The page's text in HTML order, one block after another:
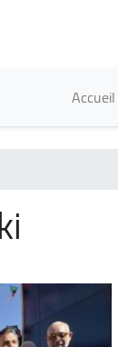
Accueil